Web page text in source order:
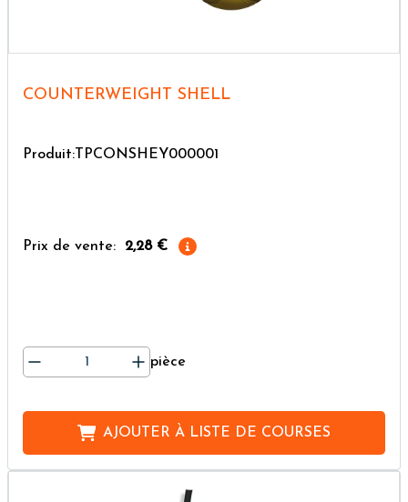
COUNTERWEIGHT SHELL
Produit:TPCONSHEY000001
Prix de vente: 2,28 €
pièce
AJOUTER À LISTE DE COURSES